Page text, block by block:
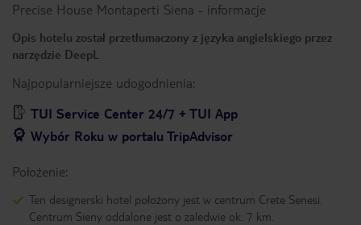
Precise House Montaperti Siena - informacje
Opis hotelu został przetłumaczony z języka angielskiego przez
narzędzie DeepL
Najpopularniejsze udogodnienia:
TUI Service Center 24/7 + TUI App
Wybór Roku w portalu TripAdvisor
Położenie:
Ten designerski hotel położony jest w centrum Crete Senesi.
Centrum Sieny oddalone jest o zaledwie ok. 7 km.